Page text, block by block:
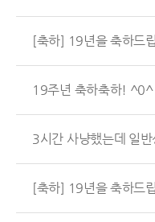
[축하] 19년을 축하드
19주년 축하축하! ^0^
3시간 사냥했는데 일
[축하] 19년을 축하드